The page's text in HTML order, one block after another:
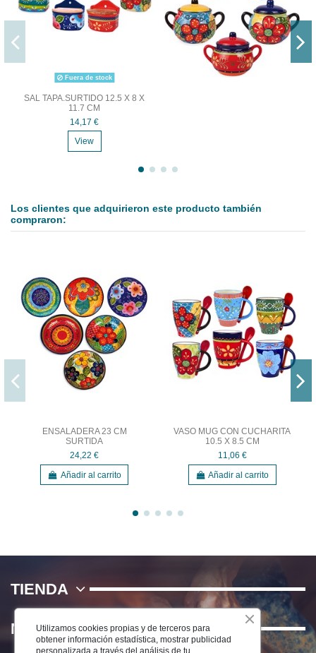
Fuera de stock
SAL TAPA.SURTIDO 12.5 X 8 X
11.7 CM
14,17 €
View
Los clientes que adquirieron este producto también
compraron:
ENSALADERA 23 CM
SURTIDA
24,22 €
Añadir al carrito
VASO MUG CON CUCHARITA
10.5 X 8.5 CM
11,06 €
Añadir al carrito
TIENDA
NOSOTROS
Utilizamos cookies propias y de terceros para
obtener información estadística, mostrar publicidad
personalizada a través del análisis de tu